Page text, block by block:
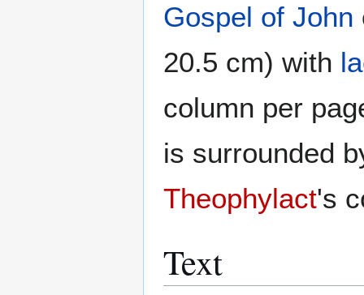
Gospel of John
20.5 cm) with
column per
is surrounded
Theophylact's
Text